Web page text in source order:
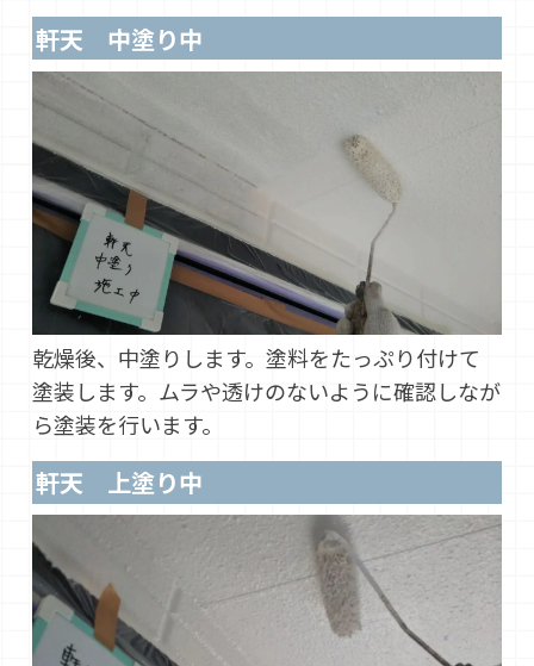
軒天 中塗り中
乾燥後、中塗りします。塗料をたっぷり付けて
塗装します。ムラや透けのないように確認しなが
ら塗装を行います。
軒天 上塗り中